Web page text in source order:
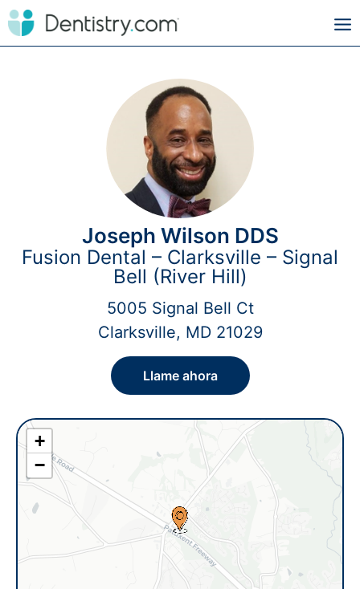
Joseph Wilson DDS
Fusion Dental – Clarksville – Signal
Bell (River Hill)
5005 Signal Bell Ct
Clarksville, MD 21029
Llame ahora
+
−